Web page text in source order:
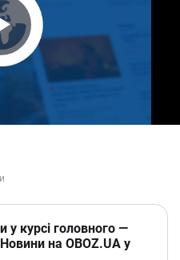
Video
у курсі головного —
на OBOZ.UA у